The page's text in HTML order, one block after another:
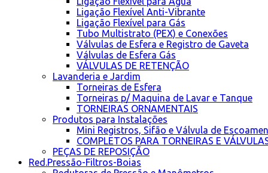
Ligação Flexível Anti-Vibrante
Ligação Flexível para Gás
Tubo Multistrato (PEX) e Conexões
Válvulas de Esfera e Registro de Gaveta
Válvulas de Esfera Gás
VÁLVULAS DE RETENÇÃO
Lavanderia e Jardim
Torneiras de Esfera
Torneiras p/ Maquina de Lavar e Tanque
TORNEIRAS ORNAMENTAIS
Produtos para Instalações
Mini Registros, Sifão e Válvula de
COMPLETOS PARA TORNEIRAS E
PEÇAS DE REPOSIÇÃO
Red.Pressão-Filtros-Boias